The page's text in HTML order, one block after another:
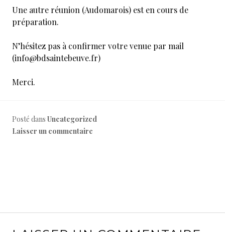
Une autre réunion (Audomarois) est en cours de
préparation.
N’hésitez pas à confirmer votre venue par mail
(info@bdsaintebeuve.fr)
Merci.
Posté dans Uncategorized
Laisser un commentaire